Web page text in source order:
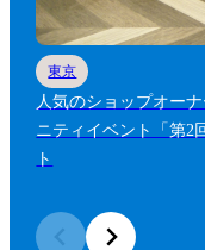
東京
人気のショップオー
ニティイベント「第2
ト